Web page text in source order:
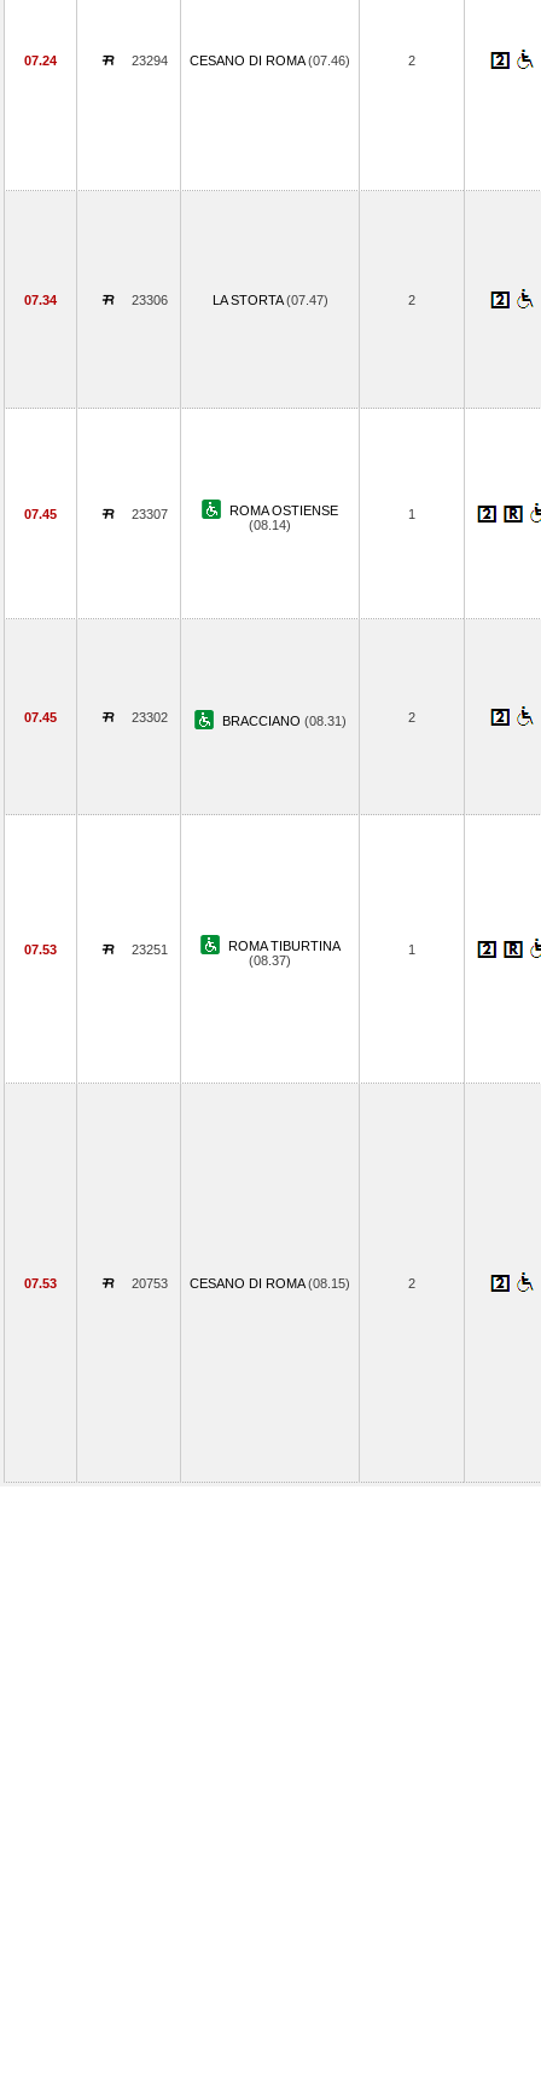
07.24 23294 CESANO DI ROMA(07.46) 2
07.34 23306 LA STORTA(07.47) 2
07.45 23307
ROMA OSTIENSE
(08.14)
1
07.45 23302 BRACCIANO (08.31) 2
07.53 23251
ROMA TIBURTINA
(08.37)
1
07.53 20753 CESANO DI ROMA(08.15) 2